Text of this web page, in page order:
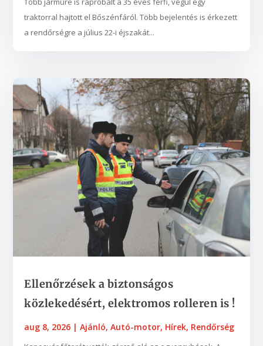
traktorral hajtott el Bőszénfáról. Több bejelentés is érkezett
a rendőrségre a július 22-i éjszakát...
Ellenőrzések a biztonságos
közlekedésért, elektromos rolleren is !
aug 8, 2026 |Ajánló,Autó-motor, Hírek, Rendőrség